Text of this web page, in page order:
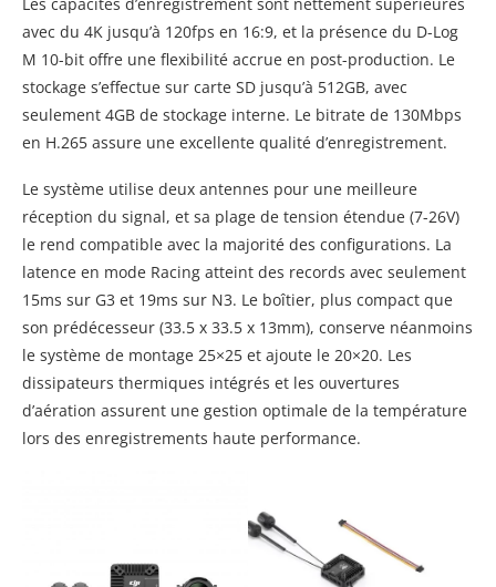
avec du 4K jusqu’à 120fps en 16:9, et la présence du D-Log
M 10-bit offre une flexibilité accrue en post-production. Le
stockage s’effectue sur carte SD jusqu’à 512GB, avec
seulement 4GB de stockage interne. Le bitrate de 130Mbps
en H.265 assure une excellente qualité d’enregistrement.
Le système utilise deux antennes pour une meilleure
réception du signal, et sa plage de tension étendue (7-26V)
le rend compatible avec la majorité des configurations. La
latence en mode Racing atteint des records avec seulement
15ms sur G3 et 19ms sur N3. Le boîtier, plus compact que
son prédécesseur (33.5 x 33.5 x 13mm), conserve néanmoins
le système de montage 25×25 et ajoute le 20×20. Les
dissipateurs thermiques intégrés et les ouvertures
d’aération assurent une gestion optimale de la température
lors des enregistrements haute performance.